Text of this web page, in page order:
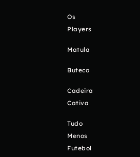
Os
Players
Matula
Buteco
Cadeira
Cativa
Tudo
Menos
Futebol